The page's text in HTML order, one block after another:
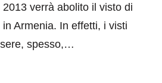
verrà abolito il visto di
Armenia. In effetti, i visti
spesso,…